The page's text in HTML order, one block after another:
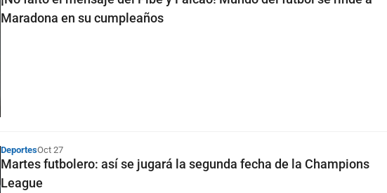
Maradona en su cumpleaños
DeportesOct 27
Martes futbolero: así se jugará la segunda fecha de la Champions
League